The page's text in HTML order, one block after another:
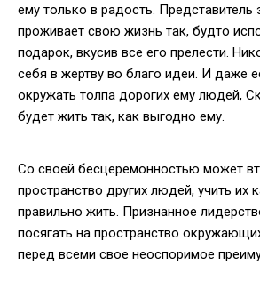
ему только в радость. Представитель
проживает свою жизнь так, будто
подарок, вкусив все его прелести.
себя в жертву во благо идеи. И даже
окружать толпа дорогих ему людей,
будет жить так, как выгодно ему.
Со своей бесцеремонностью может
пространство других людей, учить их
правильно жить. Признанное
посягать на пространство
перед всеми свое неоспоримое